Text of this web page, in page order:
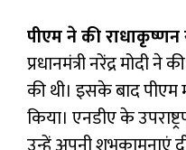
पीएम ने की
प्रधानमंत्री नरेंद्र मोदी
की थी। इसके बाद पीएम
किया। एनडीए के